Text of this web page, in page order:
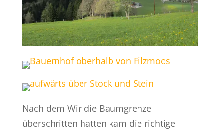
Nach dem Wir die Baumgrenze
überschritten hatten kam die richtige